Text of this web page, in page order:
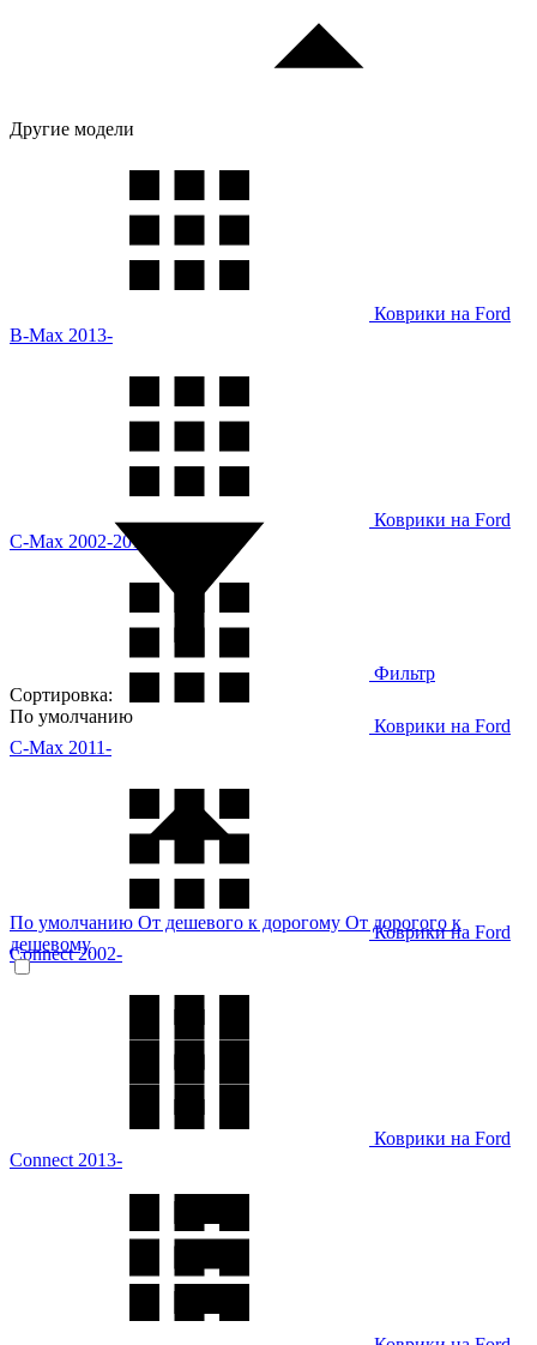
Другие модели
Коврики на Ford
B-Max 2013-
Коврики на Ford
C-Max 2002-2010
Коврики на Ford
C-Max 2011-
Коврики на Ford
Connect 2002-
Коврики на Ford
Connect 2013-
Фильтр
Сортировка:
По умолчанию
По умолчанию От дешевого к дорогому От дорогого к
дешевому